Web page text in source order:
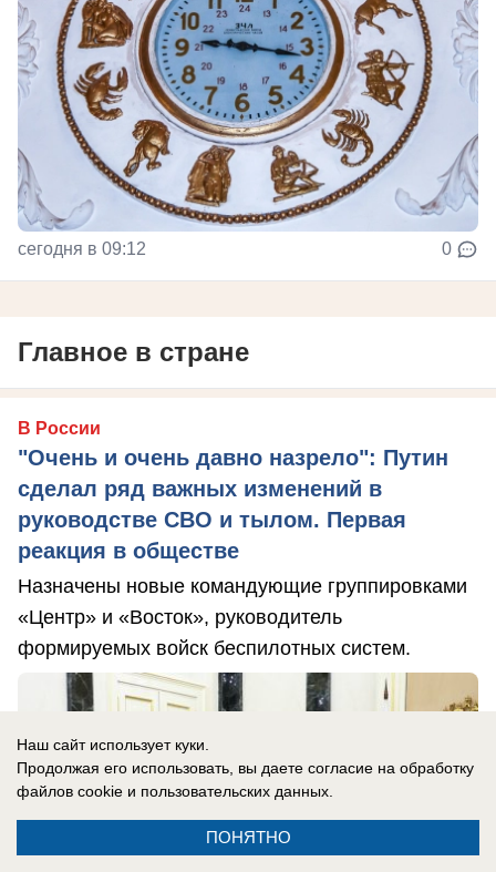
сегодня в 09:12 0
Главное в стране
В России
"Очень и очень давно назрело": Путин
сделал ряд важных изменений в
руководстве СВО и тылом. Первая
реакция в обществе
Назначены новые командующие группировками
«Центр» и «Восток», руководитель
формируемых войск беспилотных систем.
Наш сайт использует куки.
Продолжая его использовать, вы даете согласие на обработку
файлов cookie и пользовательских данных.
ПОНЯТНО